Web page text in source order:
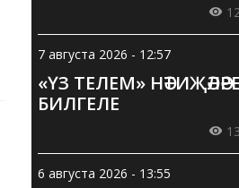
7 августа 2026 - 12:57
«ҮЗ ТЕЛЕМ» НӘТИҖӘЛӘРЕ
БИЛГЕЛЕ
13
6 августа 2026 - 13:55